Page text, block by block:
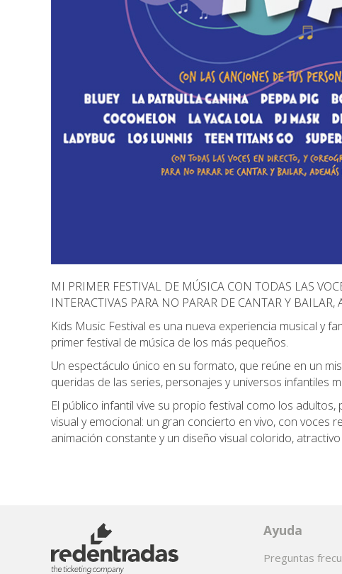
MI PRIMER FESTIVAL DE MÚSICA CON TODAS LAS
INTERACTIVAS PARA NO PARAR DE CANTAR Y BAILAR,
Kids Music Festival es una nueva experiencia musical y
primer festival de música de los más pequeños.
Un espectáculo único en su formato, que reúne en un
queridas de las series, personajes y universos infantiles
El público infantil vive su propio festival como los
visual y emocional: un gran concierto en vivo, con voces
animación constante y un diseño visual colorido,
Ayuda
Preguntas